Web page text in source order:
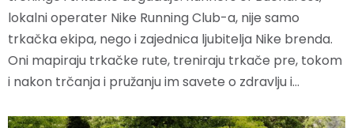
lokalni operater Nike Running Club-a, nije samo
trkačka ekipa, nego i zajednica ljubitelja Nike brenda.
Oni mapiraju trkačke rute, treniraju trkače pre, tokom
i nakon trčanja i pružanju im savete o zdravlju i…